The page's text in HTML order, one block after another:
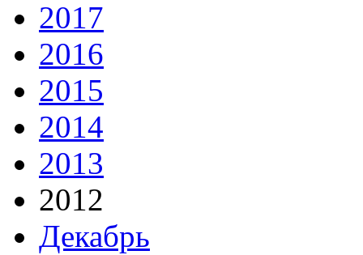
2017
2016
2015
2014
2013
2012
Декабрь